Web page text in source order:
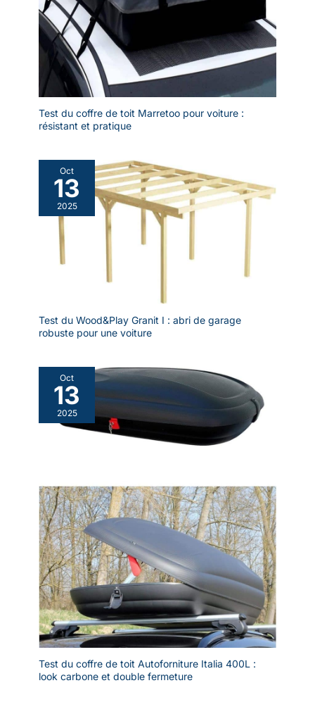
Test du coffre de toit Marretoo pour voiture :
résistant et pratique
Oct
13
2025
Test du Wood&Play Granit I : abri de garage
robuste pour une voiture
Oct
13
2025
Test du coffre de toit Autoforniture Italia 400L :
look carbone et double fermeture